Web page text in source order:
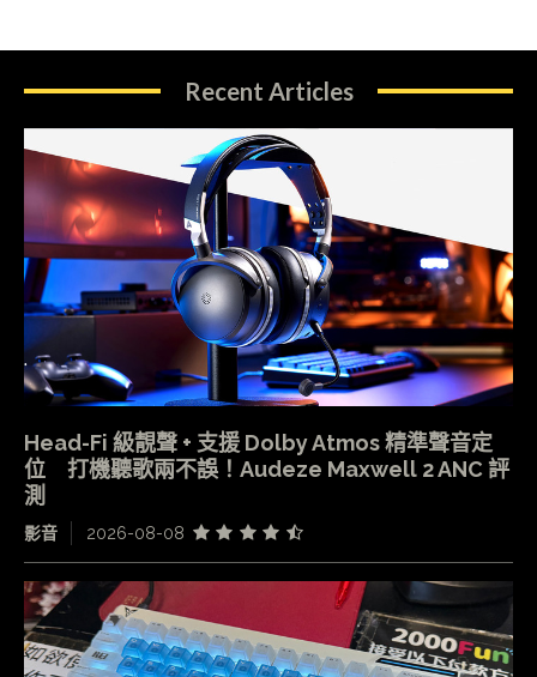
Recent Articles
Head-Fi 級靚聲 + 支援 Dolby Atmos 精準聲音定
位 打機聽歌兩不誤！Audeze Maxwell 2 ANC 評
測
影音 2026-08-08